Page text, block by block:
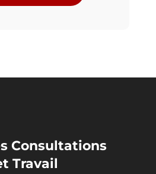
Consultations
Travail